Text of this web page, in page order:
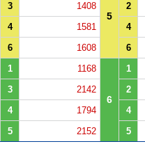
5
3 1408 2
4 1581 4
6 1608 6
1 1168
6
1
3 2142 2
4 1794 4
5 2152 5